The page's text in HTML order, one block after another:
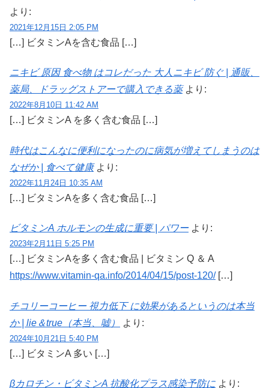
より:
2021年12月15日 2:05 PM
[…] ビタミンAを含む食品 […]
ニキビ 原因 食べ物 はコレだった 大人ニキビ 防ぐ | 通販、
薬局、ドラッグストアーで購入できる薬 より:
2022年8月10日 11:42 AM
[…] ビタミンA を多く含む食品 […]
時代はこんなに便利になったのに病気が増えてしまうのは
なぜか | 食べて健康 より:
2022年11月24日 10:35 AM
[…] ビタミンAを多く含む食品 […]
ビタミンA ホルモンの生成に重要 | パワー より:
2023年2月11日 5:25 PM
[…] ビタミンAを多く含む食品 | ビタミン Q ＆ A
https://www.vitamin-qa.info/2014/04/15/post-120/[…]
チコリーコーヒー 視力低下 に効果があるというのは本当
か | lie＆true（本当、嘘）
より:
2024年10月21日 5:40 PM
[…] ビタミンA 多い […]
βカロチン・ビタミンA 抗酸化プラス感染予防に より: